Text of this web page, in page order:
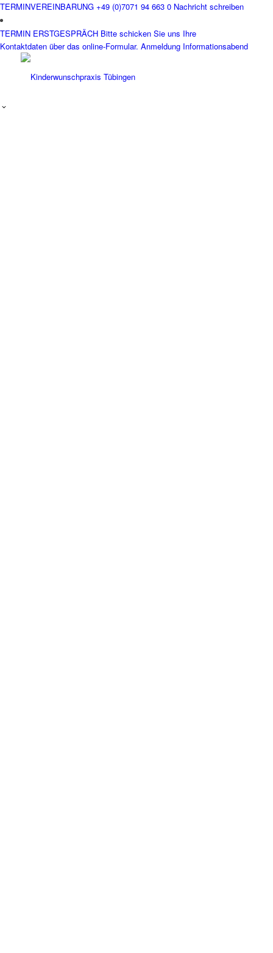
TERMINVEREINBARUNG +49 (0)7071 94 663 0 Nachricht schreiben
TERMIN ERSTGESPRÄCH Bitte schicken Sie uns Ihre
Kontaktdaten über das online-Formular. Anmeldung Informationsabend